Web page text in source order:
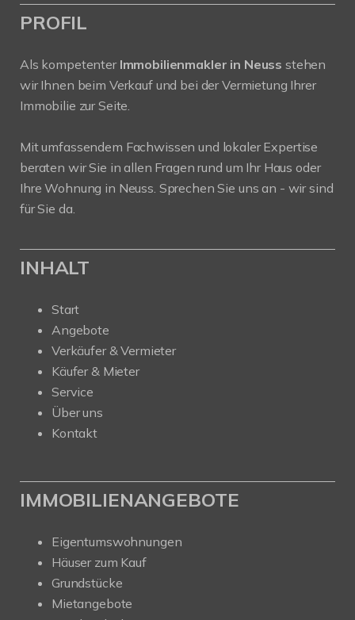
PROFIL
Als kompetenter Immobilienmakler in Neuss stehen
wir Ihnen beim Verkauf und bei der Vermietung Ihrer
Immobilie zur Seite.
Mit umfassendem Fachwissen und lokaler Expertise
beraten wir Sie in allen Fragen rund um Ihr Haus oder
Ihre Wohnung in Neuss. Sprechen Sie uns an - wir sind
für Sie da.
INHALT
Start
Angebote
Verkäufer & Vermieter
Käufer & Mieter
Service
Über uns
Kontakt
IMMOBILIENANGEBOTE
Eigentumswohnungen
Häuser zum Kauf
Grundstücke
Mietangebote